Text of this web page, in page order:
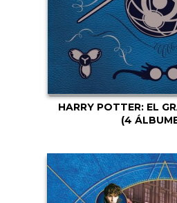
HARRY POTTER: EL
(4